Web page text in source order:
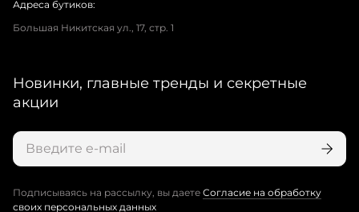
Адреса бутиков:
Большая Никитская ул., 17, стр. 1
Новинки, главные тренды и секретные
акции
Подписываясь на рассылку, вы даете Согласие на обработку
своих персональных данных